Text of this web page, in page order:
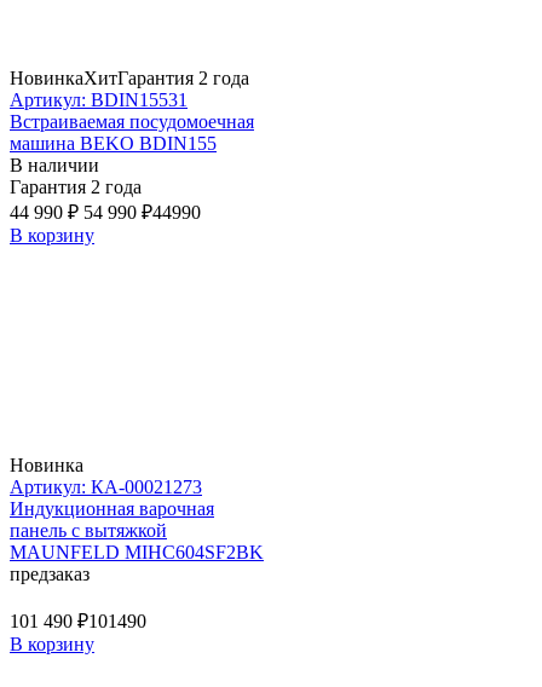
НовинкаХитГарантия 2 года
Артикул: BDIN15531
Встраиваемая посудомоечная
машина BEKO BDIN155
В наличии
Гарантия 2 года
44 990 ₽ 54 990 ₽44990
В корзину
Новинка
Артикул: КА-00021273
Индукционная варочная
панель с вытяжкой
MAUNFELD MIHC604SF2BK
предзаказ
101 490 ₽101490
В корзину